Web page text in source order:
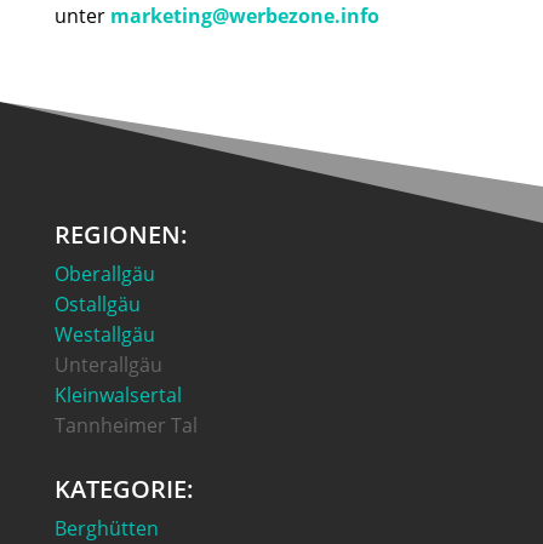
unter marketing@werbezone.info
REGIONEN:
Oberallgäu
Ostallgäu
Westallgäu
Unterallgäu
Kleinwalsertal
Tannheimer Tal
KATEGORIE:
Berghütten